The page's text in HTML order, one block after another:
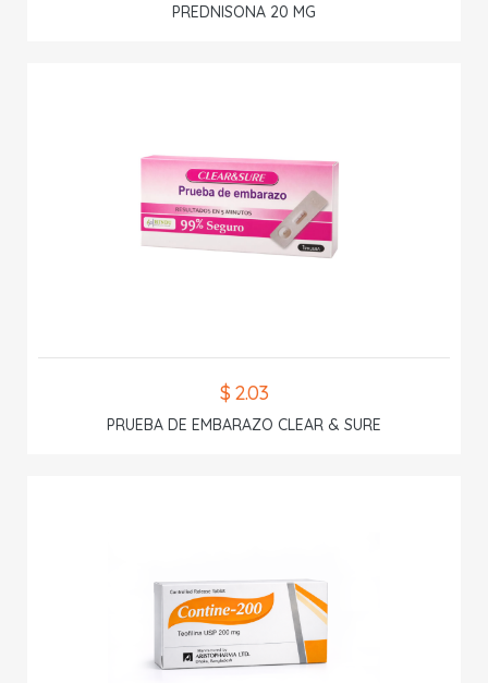
PREDNISONA 20 MG
$ 2.03
PRUEBA DE EMBARAZO CLEAR & SURE